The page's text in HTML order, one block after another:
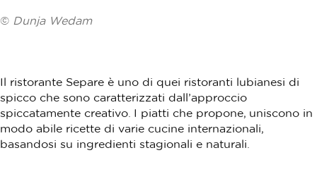
© Dunja Wedam
Il ristorante Separe è uno di quei ristoranti lubianesi di
spicco che sono caratterizzati dall’approccio
spiccatamente creativo. I piatti che propone, uniscono in
modo abile ricette di varie cucine internazionali,
basandosi su ingredienti stagionali e naturali.